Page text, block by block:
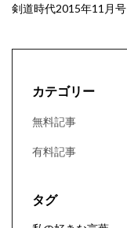
剣道時代2015年11月号
カテゴリー
無料記事
有料記事
タグ